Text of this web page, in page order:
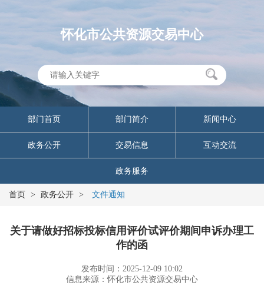
怀化市公共资源交易中心
部门首页 部门简介 新闻中心
政务公开 交易信息 互动交流
政务服务
首页 > 政务公开 > 文件通知
关于请做好招标投标信用评价试评价期间申诉办理工
作的函
发布时间：2025-12-09 10:02
信息来源：怀化市公共资源交易中心